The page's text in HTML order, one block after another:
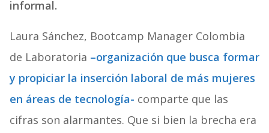
informal.
Laura Sánchez, Bootcamp Manager Colombia
de Laboratoria –organización que busca formar
y propiciar la inserción laboral de más mujeres
en áreas de tecnología- comparte que las
cifras son alarmantes. Que si bien la brecha era